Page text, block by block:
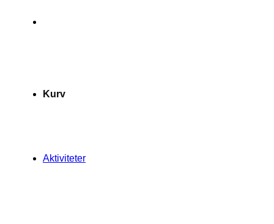
Kurv
Aktiviteter